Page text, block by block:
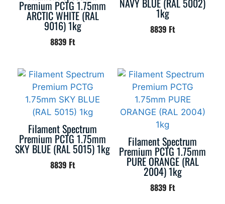
Premium PCTG 1.75mm
ARCTIC WHITE (RAL
9016) 1kg
8839 Ft
NAVY BLUE (RAL 5002)
1kg
8839 Ft
Filament Spectrum
Premium PCTG 1.75mm
SKY BLUE (RAL 5015) 1kg
8839 Ft
Filament Spectrum
Premium PCTG 1.75mm
PURE ORANGE (RAL
2004) 1kg
8839 Ft